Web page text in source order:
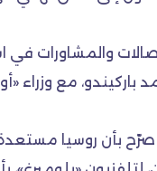
والمشاورات
مع وزراء
بأن روسيا